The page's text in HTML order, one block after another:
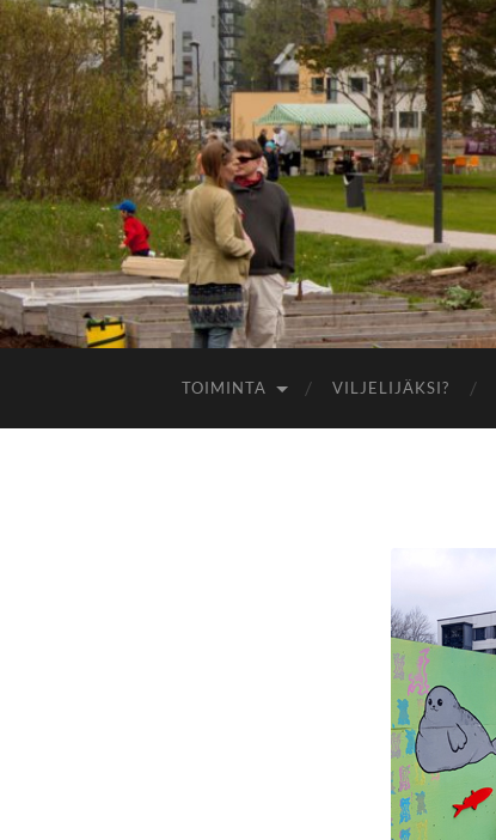
TOIMINTA VILJELIJÄKSI?